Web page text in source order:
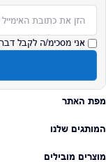
אני מסכימ/ה לקבל
מפת האתר
המותגים שלנו
מוצרים מובילים